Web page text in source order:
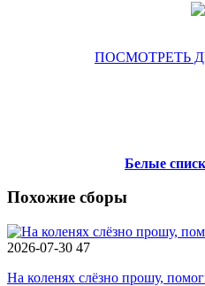
ПОСМОТРЕТЬ
Белые
Похожие сборы
2026-07-30 47
На коленях слёзно прошу,